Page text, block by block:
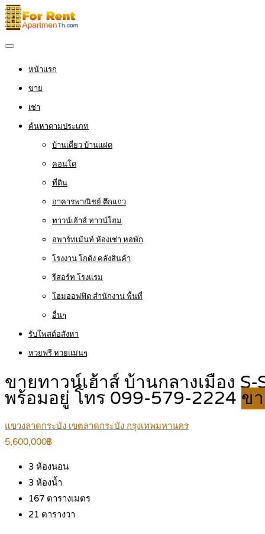
หน้าแรก
ขาย
เช่า
ค้นหาตามประเภท
บ้านเดี่ยว บ้านแฝด
คอนโด
ที่ดิน
อาคารพาณิชย์ ตึกแถว
ทาวน์เฮ้าส์ ทาวน์โฮม
อพาร์ทเม้นท์ ห้องเช่า หอพัก
โรงงาน โกดัง คลังสินค้า
รีสอร์ท โรงแรม
โฮมออฟฟิต สำนักงาน พื้นที่
อื่นๆ
รับโพสต์อสังหา
หวยฟรี หวยแม่นๆ
ขายทาวน์เฮ้าส์ บ้านกลางเมือง
พร้อมอยู่ โทร 099-579-2224 ข
แขวงลาดกระบัง เขตลาดกระบัง กรุงเทพมหานคร
5,600,000฿
3 ห้องนอน
3 ห้องน้ำ
167 ตารางเมตร
21 ตารางวา